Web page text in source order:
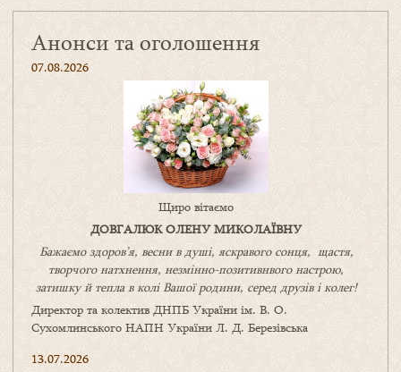
Анонси та оголошення
07.08.2026
Щиро вітаємо
ДОВГАЛЮК ОЛЕНУ МИКОЛАЇВНУ
Бажаємо здоров’я, весни в душі, яскравого сонця, щастя,
творчого натхнення, незмінно-позитивнвого настрою,
затишкуйтепла в коліВашоїродини, серед друзів і колег!
Директор та колектив ДНПБ України ім. В. О.
Сухомлинського НАПН України Л. Д. Березівська
13.07.2026